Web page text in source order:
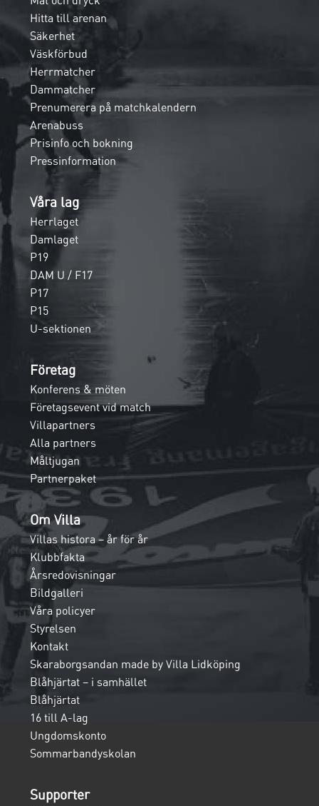
Hitta till arenan
Säkerhet
Väskförbud
Herrmatcher
Dammatcher
Prenumerera på matchkalendern
Arenabuss
Prisinfo och bokning
Pressinformation
Våra lag
Herrlaget
Damlaget
P19
DAM U / F17
P17
P15
U-sektionen
Företag
Konferens & möten
Företagsevent vid match
Villapartners
Alla partners
Måltjugan
Partnerpaket
Om Villa
Villas histora – år för år
Klubbfakta
Årsredovisningar
Bildgalleri
Våra policyer
Styrelsen
Kontakt
Skaraborgsandan made by Villa Lidköping
Blåhjärtat – i samhället
Blåhjärtat
16 till A-lag
Ungdomskonto
Sommarbandyskolan
Supporter